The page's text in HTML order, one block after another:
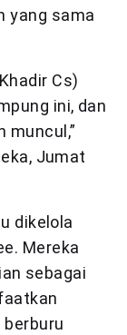
yang sama
Cs)
ini, dan
muncul,”
Jumat
dikelola
Mereka
sebagai